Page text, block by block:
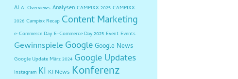
AI AI Overviews Analysen CAMPIXX 2025 CAMPIXX
2026 Campixx Recap Content Marketing
e-Commerce Day E-Commerce Day 2025 Event Events
Gewinnspiele Google Google News
Google Update März 2024 Google Updates
Instagram KI KI News Konferenz